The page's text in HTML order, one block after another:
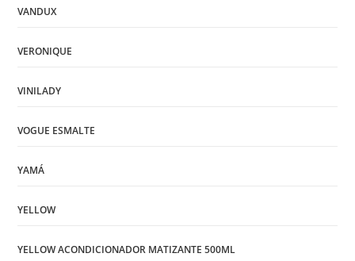
VANDUX
VERONIQUE
VINILADY
VOGUE ESMALTE
YAMÁ
YELLOW
YELLOW ACONDICIONADOR MATIZANTE 500ML